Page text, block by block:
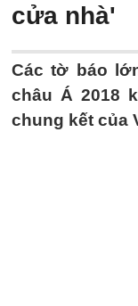
cửa nhà'
Các tờ báo
châu Á 2018
chung kết của